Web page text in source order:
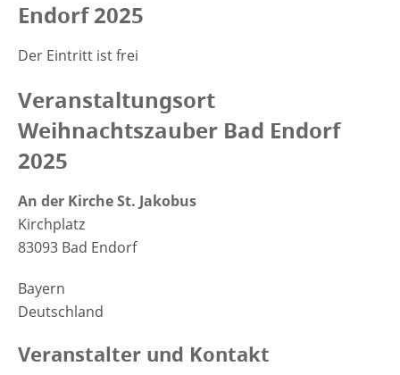
Endorf 2025
Der Eintritt ist frei
Veranstaltungsort
Weihnachtszauber Bad Endorf
2025
An der Kirche St. Jakobus
Kirchplatz
83093 Bad Endorf
Bayern
Deutschland
Veranstalter und Kontakt